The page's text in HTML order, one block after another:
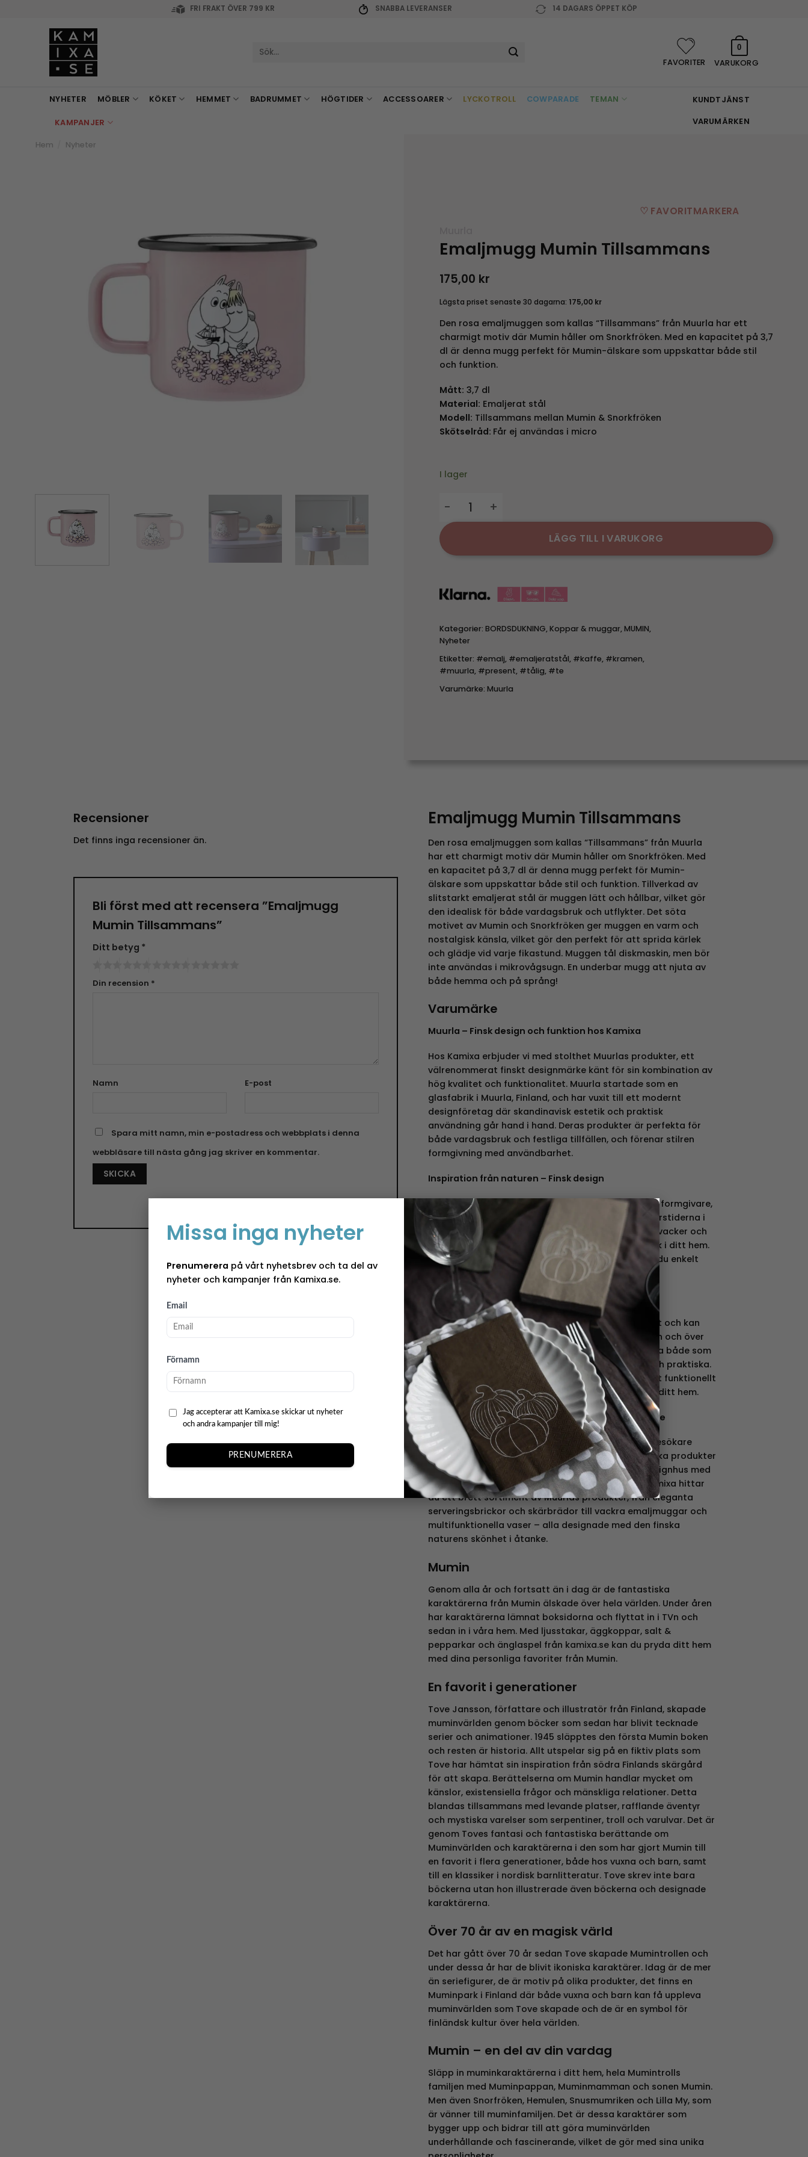
Missa inga nyheter
Prenumerera på vårt nyhetsbrev och ta del av
nyheter och kampanjer från Kamixa.se.
Email
Förnamn
Jag accepterar att Kamixa.se skickar ut nyheter
och andra kampanjer till mig!
PRENUMERERA
×
FRI FRAKT ÖVER 799 KR SNABBA LEVERANSER 14 DAGARS ÖPPET KÖP
Sök
FAVORITER VARUKORG
0
NYHETER MÖBLER KÖKET HEMMET BADRUMMET HÖGTIDER ACCESSOARER LYCKOTROLL COWPARADE TEMAN
KAMPANJER
KUNDTJÄNST
VARUMÄRKEN
Hem Nyheter
♡ FAVORITMARKERA
Emaljmugg Mumin Tillsammans
175,00 kr
Lägsta priset senaste 30 dagarna: 175,00 kr
Den rosa emaljmuggen som kallas “Tillsammans” från Muurla har ett
charmigt motiv där Mumin håller om Snorkfröken. Med en kapacitet på 3,7
dl är denna mugg perfekt för Mumin-älskare som uppskattar både stil
och funktion.
Mått: 3,7 dl
Material: Emaljerat stål
Modell: Tillsammans mellan Mumin & Snorkfröken
Skötselråd: Får ej användas i micro
I lager
LÄGG TILL I VARUKORG
Kategorier: BORDSDUKNING,Koppar & muggar,MUMIN,
Nyheter
Etiketter: #emalj, #emaljeratstål, #kaffe, #kramen,
#muurla, #present, #tålig, #te
Varumärke: Muurla
Recensioner
Det finns inga recensioner än.
Bli först med att recensera ”Emaljmugg
Mumin Tillsammans”
Ditt betyg *
Din recension *
Namn E-post
Spara mitt namn, min e-postadress och webbplats i denna
webbläsare till nästa gång jag skriver en kommentar.
Emaljmugg Mumin Tillsammans
Den rosa emaljmuggen som kallas “Tillsammans” från Muurla
har ett charmigt motiv där Mumin håller om Snorkfröken. Med
en kapacitet på 3,7 dl är denna mugg perfekt för Mumin-
älskare som uppskattar både stil och funktion. Tillverkad av
slitstarkt emaljerat stål är muggen lätt och hållbar, vilket gör
den idealisk för både vardagsbruk och utflykter. Det söta
motivet av Mumin och Snorkfröken ger muggen en varm och
nostalgisk känsla, vilket gör den perfekt för att sprida kärlek
och glädje vid varje fikastund. Muggen tål diskmaskin, men bör
inte användas i mikrovågsugn. En underbar mugg att njuta av
både hemma och på språng!
Varumärke
Muurla – Finsk design och funktion hos Kamixa
Hos Kamixa erbjuder vi med stolthet Muurlas produkter, ett
välrenommerat finskt designmärke känt för sin kombination av
hög kvalitet och funktionalitet. Muurla startade som en
glasfabrik i Muurla, Finland, och har vuxit till ett modernt
designföretag där skandinavisk estetik och praktisk
användning går hand i hand. Deras produkter är perfekta för
både vardagsbruk och festliga tillfällen, och förenar stilren
formgivning med användbarhet.
Inspiration från naturen – Finsk design
Muurlas kollektioner designas av deras egna finska formgivare,
inspirerade av den rena naturen och de skiftande årstiderna i
Finland. Varje produkt är skapad för att vara både vacker och
användbar, vilket gör dem idealiska för dagligt bruk i ditt hem.
Med Muurlas heminredning och köksprodukter kan du enkelt
lyfta ditt hem med stilren och hållbar design.
Mångsidiga och hållbara finska produkter
Muurlas emaljprodukter erbjuder stor mångsidighet och kan
användas på alla typer av spisar, inklusive induktion och över
öppen eld. Deras vaser är utformade för att fungera både som
blomvaser och ljusstakar, vilket gör dem flexibla och praktiska.
Varje produkt är designad för att inte bara vara ett funktionellt
verktyg, utan också en dekorativ inredningsdetalj i ditt hem.
Från finsk glasfabrik till internationellt designmärke
Muurlas resa började 1974 med en glasfabrik där besökare
kunde se hur munblåst glas skapades och köpa unika produkter
direkt från fabriken. Idag är Muurla ett ledande designhus med
fokus på hållbarhet och tidlös formgivning. Hos Kamixa hittar
du ett brett sortiment av Muurlas produkter, från eleganta
serveringsbrickor och skärbrädor till vackra emaljmuggar och
multifunktionella vaser – alla designade med den finska
naturens skönhet i åtanke.
Mumin
Genom alla år och fortsatt än i dag är de fantastiska
karaktärerna från Mumin älskade över hela världen. Under åren
har karaktärerna lämnat boksidorna och flyttat in i TVn och
sedan in i våra hem. Med ljusstakar, äggkoppar, salt &
pepparkar och änglaspel från kamixa.sekan du pryda ditt hem
med dina personliga favoriter från Mumin.
En favorit i generationer
Tove Jansson, författare och illustratör från Finland, skapade
muminvärlden genom böcker som sedan har blivit tecknade
serier och animationer. 1945 släpptes den första Mumin boken
och resten är historia. Allt utspelar sig på en fiktiv plats som
Tove har hämtat sin inspiration från södra Finlands skärgård
för att skapa. Berättelserna om Mumin handlar mycket om
känslor, existensiella frågor och mänskliga relationer. Detta
blandas tillsammans med levande platser, rafflande äventyr
och mystiska varelser som serpentiner, troll och varulvar. Det är
genom Toves fantasi och fantastiska berättande om
Muminvärlden och karaktärerna i den som har gjort Mumin till
en favorit i flera generationer, både hos vuxna och barn, samt
till en klassiker i nordisk barnlitteratur. Tove skrev inte bara
böckerna utan hon illustrerade även böckerna och designade
karaktärerna.
Över 70 år av en magisk värld
Det har gått över 70 år sedan Tove skapade Mumintrollen och
under dessa år har de blivit ikoniska karaktärer. Idag är de mer
än seriefigurer, de är motiv på olika produkter, det finns en
Muminpark i Finland där både vuxna och barn kan få uppleva
muminvärlden som Tove skapade och de är en symbol för
finländsk kultur över hela världen.
Mumin – en del av din vardag
Släpp in muminkaraktärerna i ditt hem, hela Mumintrolls
familjen med Muminpappan, Muminmamman och sonen Mumin.
Men även Snorfröken, Hemulen, Snusmumriken och Lilla My, som
är vänner till muminfamiljen. Det är dessa karaktärer som
bygger upp och bidrar till att göra muminvärlden
underhållande och fascinerande, vilket de gör med sina unika